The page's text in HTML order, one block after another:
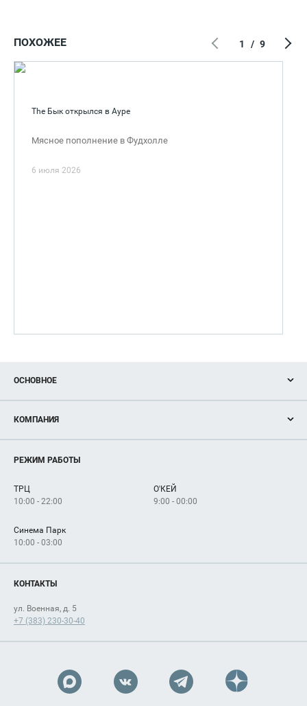
ПОХОЖЕЕ
The Бык открылся в Ауре
Мясное пополнение в Фудхолле
6 июля 2026
1 / 9
ОСНОВНОЕ
Новости
Магазины
Услуги
КОМПАНИЯ
Рекламодателям
Как добраться
РЕЖИМ РАБОТЫ
ТРЦ
10:00 - 22:00
О'КЕЙ
9:00 - 00:00
Синема Парк
10:00 - 03:00
КОНТАКТЫ
ул. Военная, д. 5
+7 (383) 230-30-40